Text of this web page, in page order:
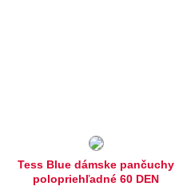
Tess Blue dámske pančuchy
polopriehľadné 60 DEN